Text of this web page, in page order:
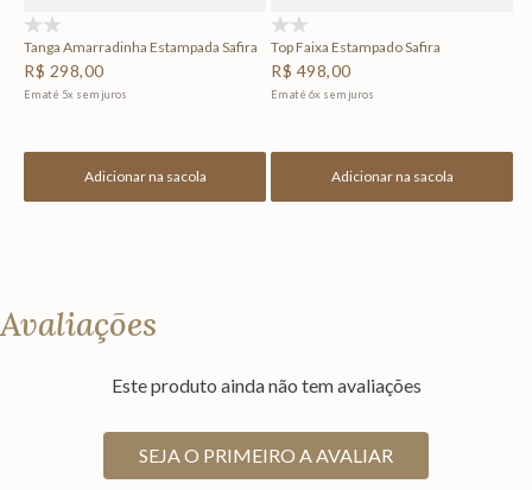
Tanga Amarradinha Estampada Safira
R$ 298,00
Em até 5x sem juros
Adicionar na sacola
Top Faixa Estampado Safira
R$ 498,00
Em até 6x sem juros
Adicionar na sacola
Avaliações
Este produto ainda não tem avaliações
SEJA O PRIMEIRO A AVALIAR